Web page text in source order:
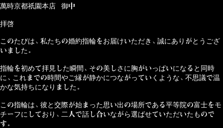
萬時京都祇園本店 御中
拝啓
このたびは、私たちの婚約指輪をお届けいただき、誠にありがとうござ
いました。
指輪を初めて拝見した瞬間、その美しさに胸がいっぱいになると同時
に、これまでの時間やご縁が静かにつながっていくような、不思議で温
かな気持ちになりました。
この指輪は、彼と交際が始まった思い出の場所である平等院の富士をモ
チーフにしており、二人で話し合いながら選ばせていただいたもので
す。